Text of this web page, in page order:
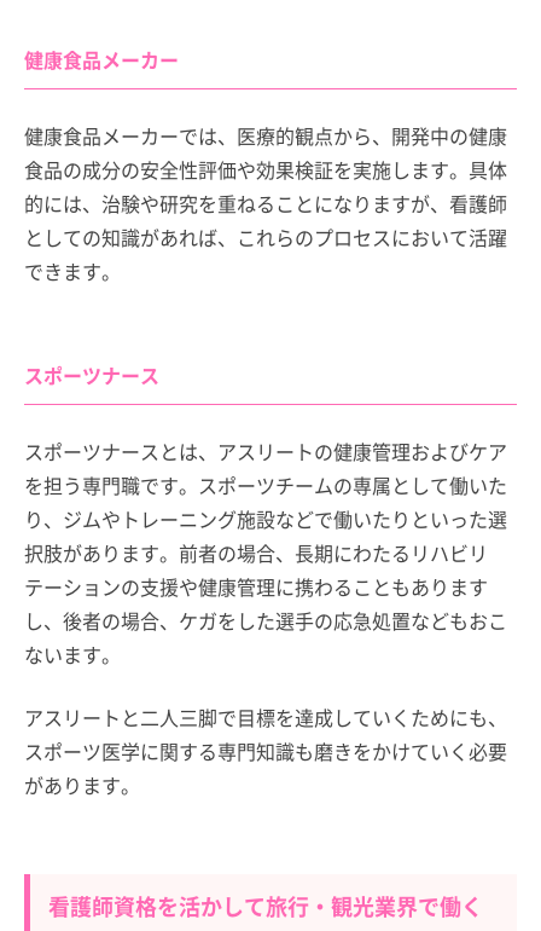
健康食品メーカー
健康食品メーカーでは、医療的観点から、開発中の健康
食品の成分の安全性評価や効果検証を実施します。具体
的には、治験や研究を重ねることになりますが、看護師
としての知識があれば、これらのプロセスにおいて活躍
できます。
スポーツナース
スポーツナースとは、アスリートの健康管理およびケア
を担う専門職です。スポーツチームの専属として働いた
り、ジムやトレーニング施設などで働いたりといった選
択肢があります。前者の場合、長期にわたるリハビリ
テーションの支援や健康管理に携わることもあります
し、後者の場合、ケガをした選手の応急処置などもおこ
ないます。
アスリートと二人三脚で目標を達成していくためにも、
スポーツ医学に関する専門知識も磨きをかけていく必要
があります。
看護師資格を活かして旅行・観光業界で働く